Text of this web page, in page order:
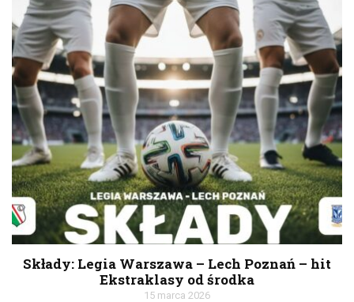
Składy: Legia Warszawa – Lech Poznań – hit
Ekstraklasy od środka
15 marca 2026